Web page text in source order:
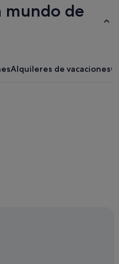
mundo de
Alquileres de vacaciones